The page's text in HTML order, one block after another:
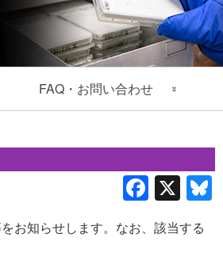
Dnacondaのおすすめ
FAQ・お問い合わせ
ヘルプセンター
リソース提供機関へのリンク
X
お知らせします。なお、該当する